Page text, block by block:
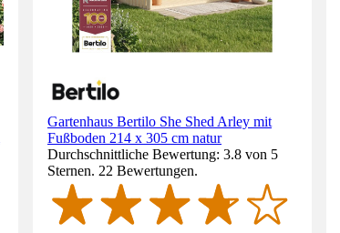
Gartenhaus Bertilo She Shed Arley mit
Fußboden 214 x 305 cm natur
Durchschnittliche Bewertung: 3.8 von 5
Sternen. 22 Bewertungen.